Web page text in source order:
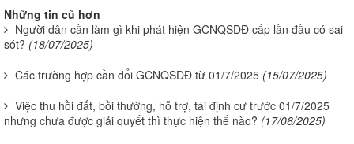
Những tin cũ hơn
Người dân cần làm gì khi phát hiện GCNQSDĐ cấp lần đầu có sai
sót? (18/07/2025)
Các trường hợp cần đổi GCNQSDĐ từ 01/7/2025 (15/07/2025)
Việc thu hồi đất, bồi thường, hỗ trợ, tái định cư trước 01/7/2025
nhưng chưa được giải quyết thì thực hiện thế nào? (17/06/2025)